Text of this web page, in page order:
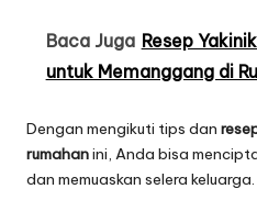
Baca Juga Resep
untuk Memanggang di
Dengan mengikuti tips dan
rumahanini, Anda bisa
dan memuaskan selera